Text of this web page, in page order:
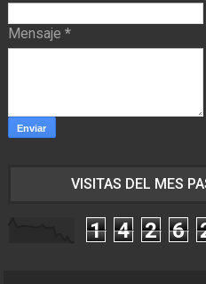
Mensaje *
VISITAS DEL MES
1 4 2 6